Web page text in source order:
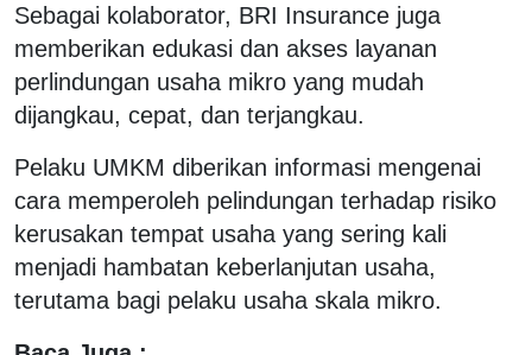
Sebagai kolaborator, BRI Insurance juga
memberikan edukasi dan akses layanan
perlindungan usaha mikro yang mudah
dijangkau, cepat, dan terjangkau.
Pelaku UMKM diberikan informasi mengenai
cara memperoleh pelindungan terhadap risiko
kerusakan tempat usaha yang sering kali
menjadi hambatan keberlanjutan usaha,
terutama bagi pelaku usaha skala mikro.